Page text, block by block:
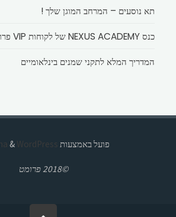
תא נוסעים – המרחב המוגן שלך !
כנס NEXUS ACADEMY של לקוחות VIP פרומט 2019
המדריך המלא לתקני שמנים בינלאומיים
פועל באמצעות & WordPress.
©2018 פרומט